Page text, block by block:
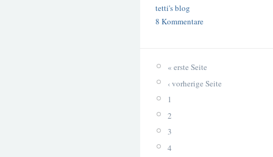
tetti's blog
8 Kommentare
« erste Seite
‹ vorherige Seite
1
2
3
4